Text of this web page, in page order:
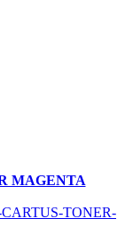
MAGENTA